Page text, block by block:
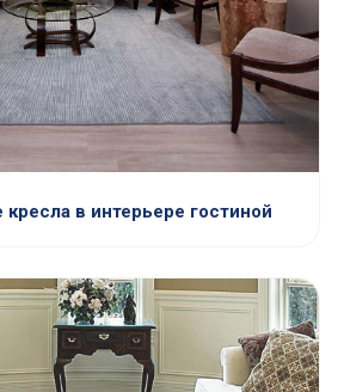
в интерьере гостиной